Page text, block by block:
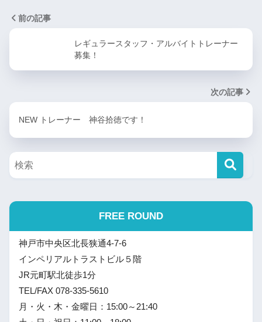
前の記事
レギュラースタッフ・アルバイトトレーナー
募集！
次の記事
NEW トレーナー 神谷拾徳です！
FREE ROUND
神戸市中央区北長狭通4-7-6
インペリアルトラストビル５階
JR元町駅北徒歩1分
TEL/FAX 078-335-5610
月・火・木・金曜日：15:00～21:40